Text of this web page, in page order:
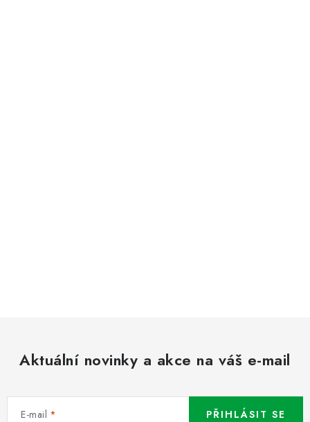
Aktuální novinky a akce na váš e-mail
E-mail PŘIHLÁSIT SE